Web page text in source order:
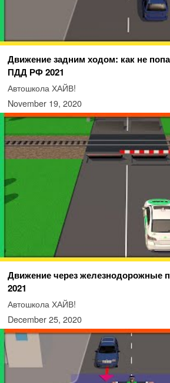
Движение задним ходом: как не
ПДД РФ 2021
Автошкола ХАЙВ!
November 19, 2020
Движение через железнодорожные
2021
Автошкола ХАЙВ!
December 25, 2020